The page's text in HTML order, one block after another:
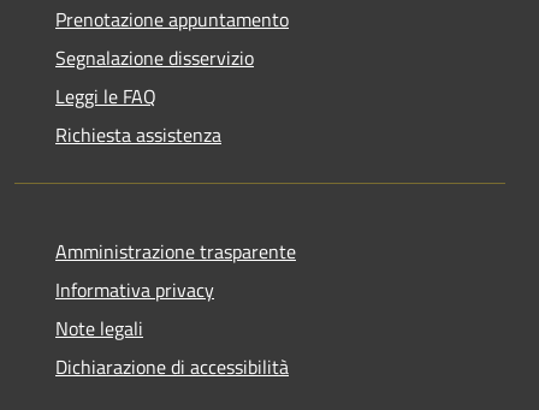
Prenotazione appuntamento
Segnalazione disservizio
Leggi le FAQ
Richiesta assistenza
Amministrazione trasparente
Informativa privacy
Note legali
Dichiarazione di accessibilità